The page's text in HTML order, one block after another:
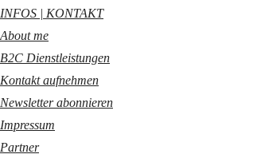
INFOS | KONTAKT
About me
B2C Dienstleistungen
Kontakt aufnehmen
Newsletter abonnieren
Impressum
Partner